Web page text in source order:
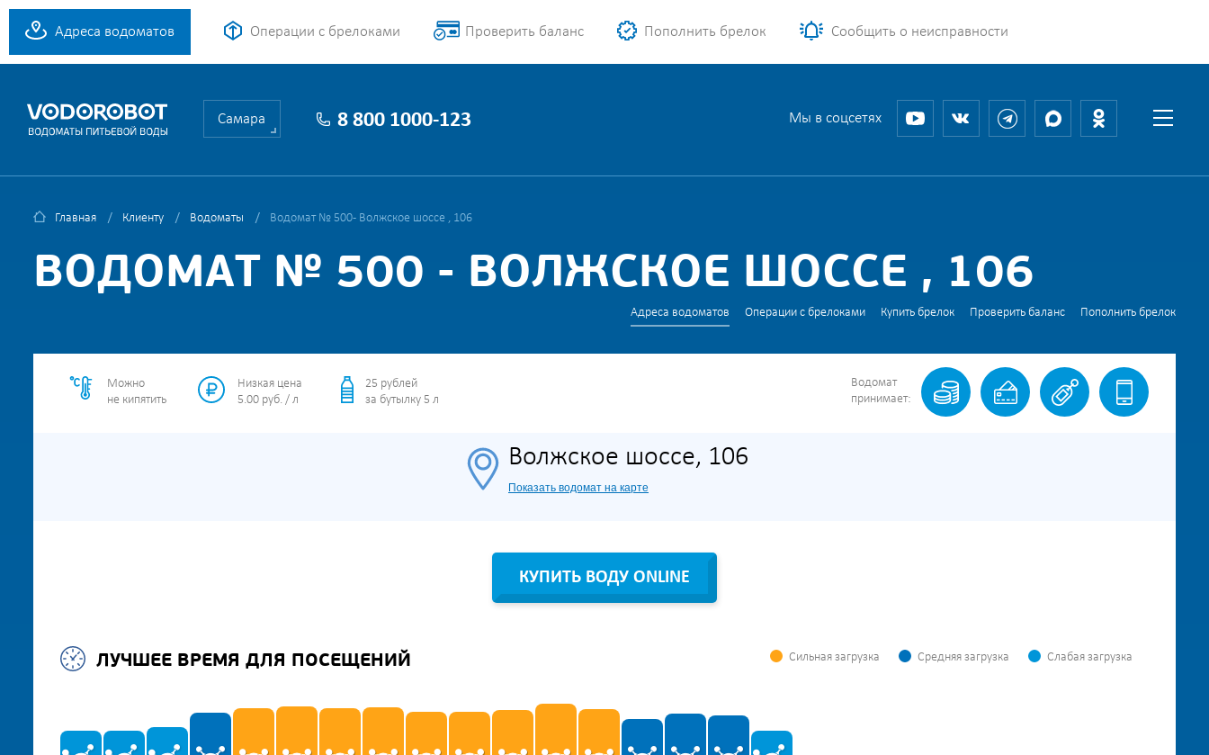
Адреса водоматов Операции с брелоками Проверить баланс Пополнить брелок Сообщить о неисправности
Самара 8 800 1000-123 Мы в соцсетях
Главная Клиенту Водоматы Водомат № 500 - Волжское шоссе , 106
ВОДОМАТ № 500 - ВОЛЖСКОЕ ШОССЕ , 106
Адреса водоматов Операции с брелоками Купить брелок Проверить баланс Пополнить брелок
Можно
не кипятить
Низкая цена
5.00 руб. / л
25 рублей
за бутылку 5 л
Водомат
принимает:
Волжское шоссе, 106
Показать водомат на карте
КУПИТЬ ВОДУ ONLINE
ЛУЧШЕЕ ВРЕМЯ ДЛЯ ПОСЕЩЕНИЙ Сильная загрузка Средняя загрузка Слабая загрузка